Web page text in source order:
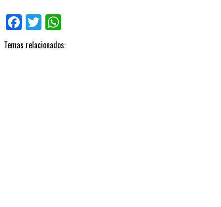
Facebook
Twitter
Temas relacionados: